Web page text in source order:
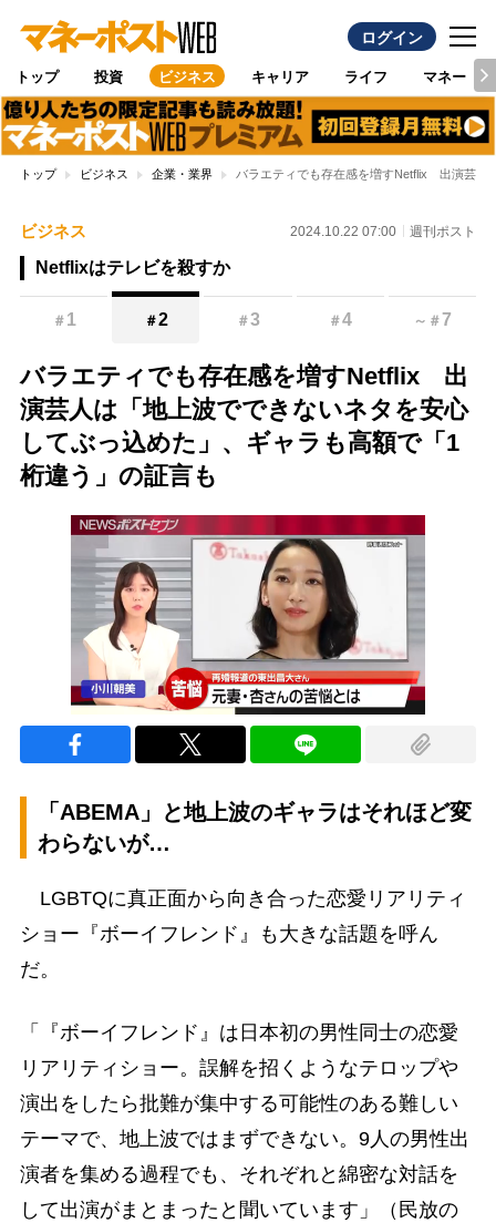
ログイン
トップ 投資 ビジネス キャリア ライフ マネー
トップ ビジネス 企業・業界 バラエティでも存在感を増すNetflix 出演芸人
ビジネス 2024.10.22 07:00 週刊ポスト
Netflixはテレビを殺すか
＃ 1 ＃2 ＃3 ＃4 ～ ＃7
バラエティでも存在感を増すNetflix 出
演芸人は「地上波でできないネタを安心
してぶっ込めた」、ギャラも高額で「1
桁違う」の証言も
「ABEMA」と地上波のギャラはそれほど変
わらないが…
LGBTQに真正面から向き合った恋愛リアリティ
ショー『ボーイフレンド』も大きな話題を呼ん
だ。
「『ボーイフレンド』は日本初の男性同士の恋愛
リアリティショー。誤解を招くようなテロップや
演出をしたら批難が集中する可能性のある難しい
テーマで、地上波ではまずできない。9人の男性出
演者を集める過程でも、それぞれと綿密な対話を
して出演がまとまったと聞いています」（民放の